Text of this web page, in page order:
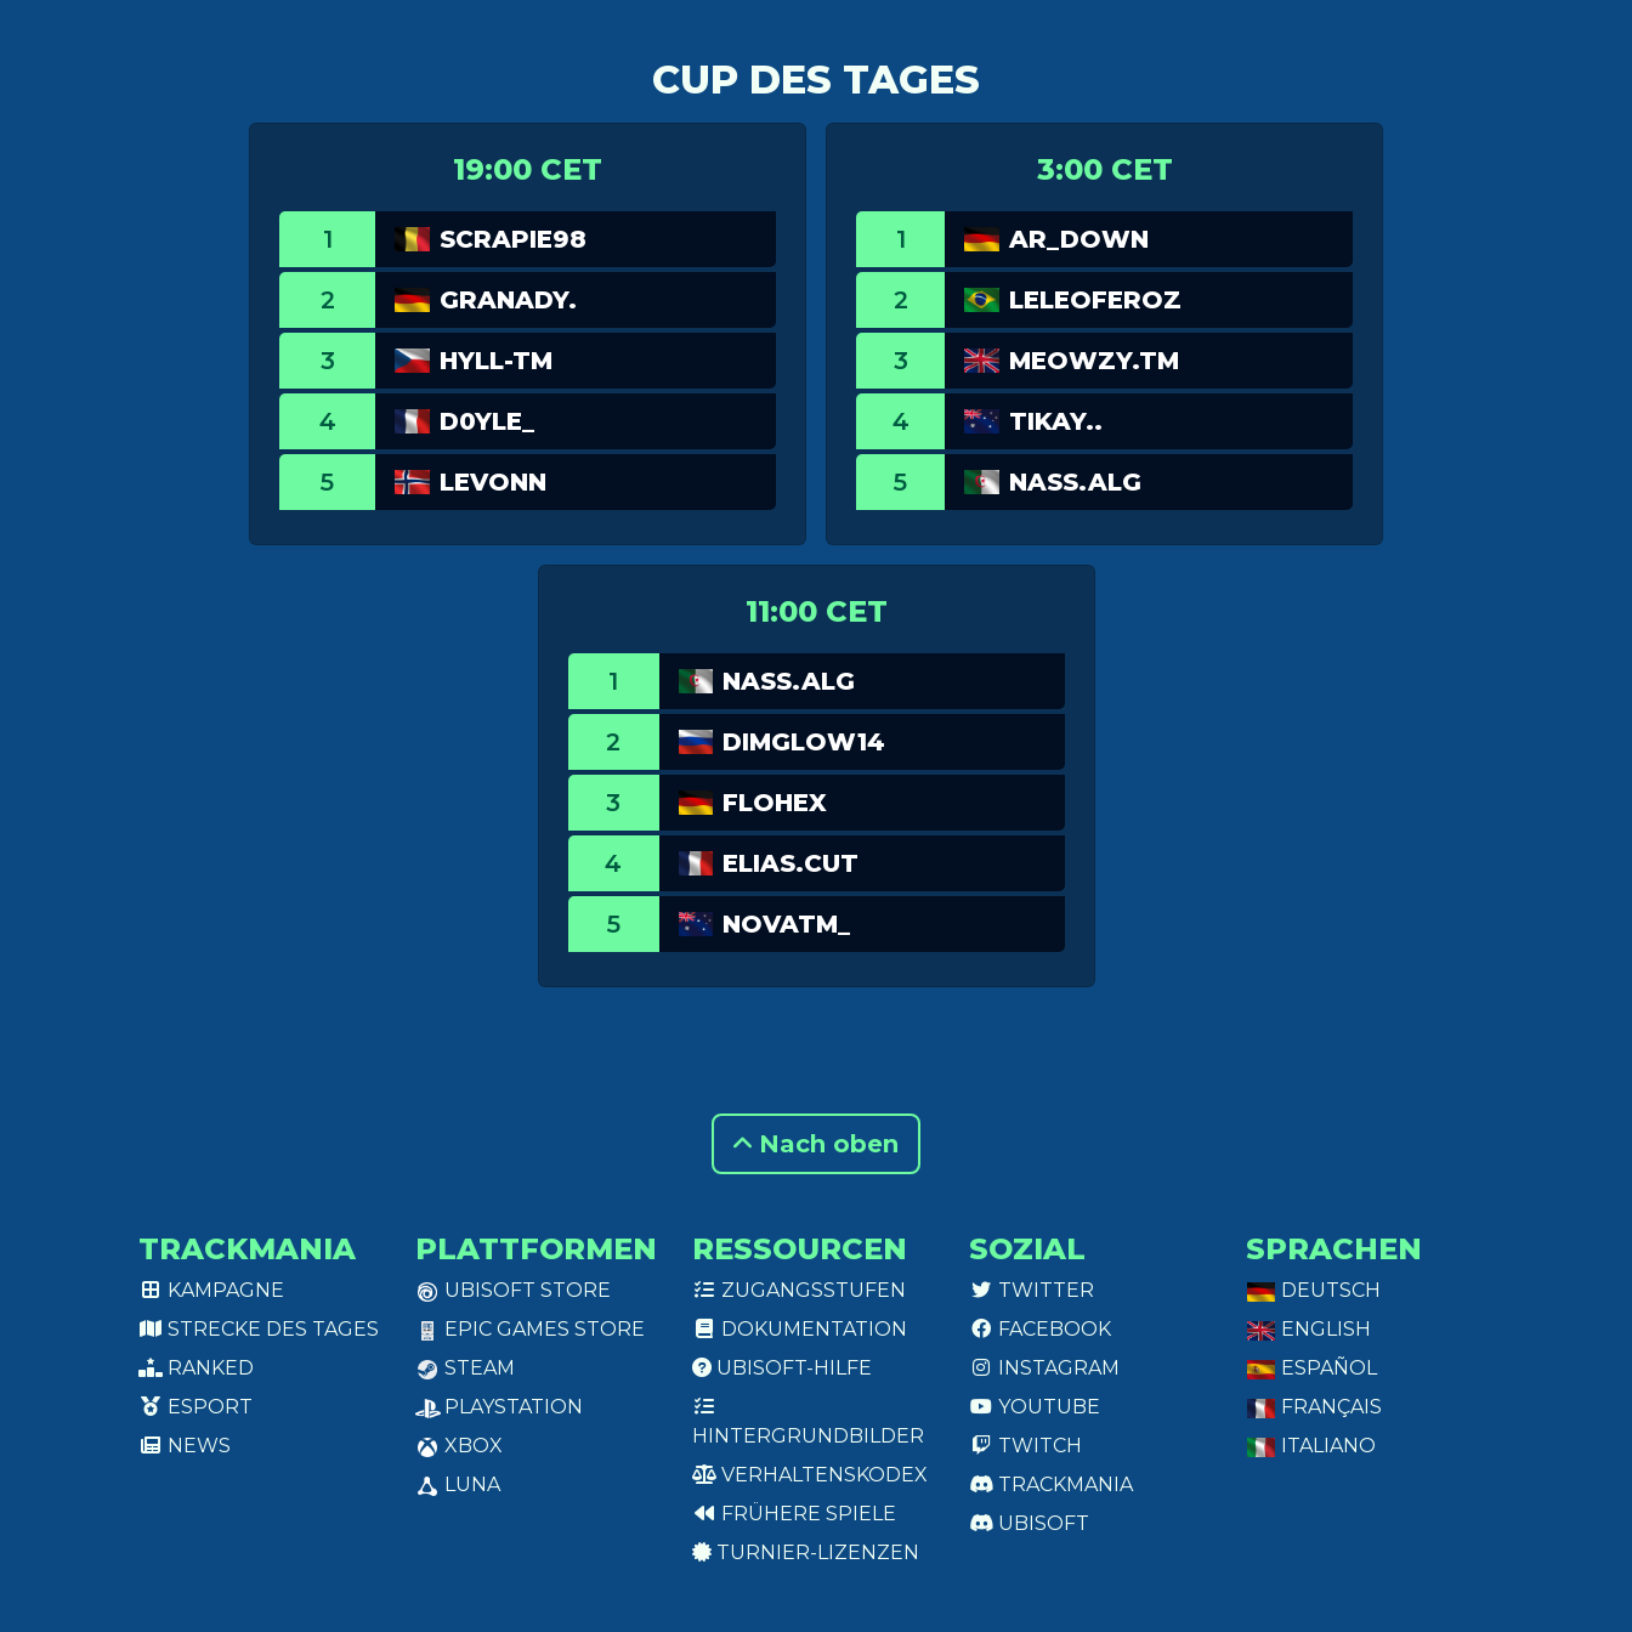
CUP DES TAGES
19:00 CET
1 SCRAPIE98
2 GRANADY.
3 HYLL-TM
4 D0YLE_
5 LEVONN
3:00 CET
1 AR_DOWN
2 LELEOFEROZ
3 MEOWZY.TM
4 TIKAY..
5 NASS.ALG
11:00 CET
1 NASS.ALG
2 DIMGLOW14
3 FLOHEX
4 ELIAS.CUT
5 NOVATM_
Nach oben
TRACKMANIA
KAMPAGNE
STRECKE DES TAGES
RANKED
ESPORT
NEWS
PLATTFORMEN
UBISOFT STORE
EPIC GAMES STORE
STEAM
PLAYSTATION
XBOX
LUNA
RESSOURCEN
ZUGANGSSTUFEN
DOKUMENTATION
UBISOFT-HILFE
HINTERGRUNDBILDER
VERHALTENSKODEX
FRÜHERE SPIELE
TURNIER-LIZENZEN
SOZIAL
TWITTER
FACEBOOK
INSTAGRAM
YOUTUBE
TWITCH
TRACKMANIA
UBISOFT
SPRACHEN
DEUTSCH
ENGLISH
ESPAÑOL
FRANÇAIS
ITALIANO